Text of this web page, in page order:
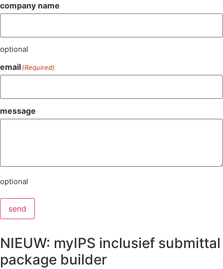
company name
optional
email(Required)
message
optional
send
NIEUW: myIPS inclusief submittal
package builder